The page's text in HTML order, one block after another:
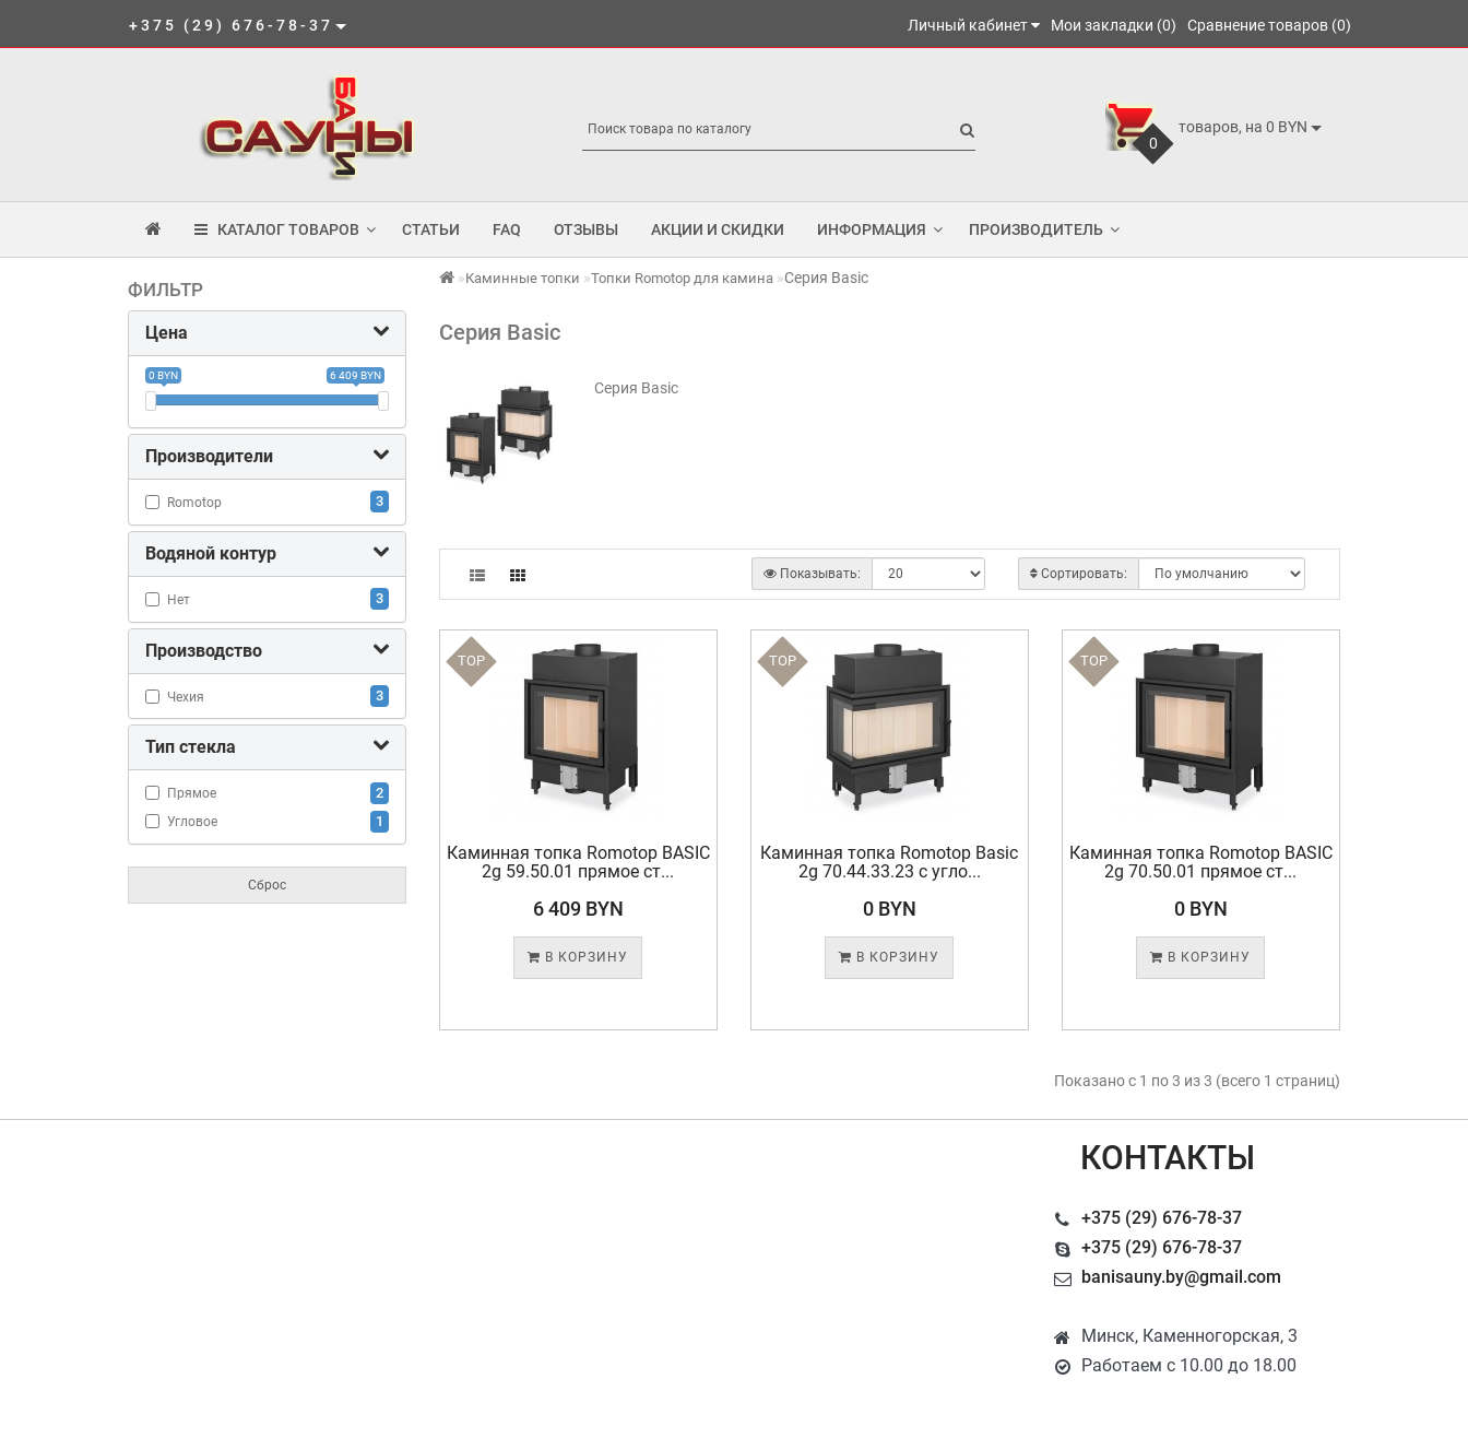
+375 (29) 676-78-37 Личный кабинет Мои закладки (0) Сравнение товаров (0)
0
товаров, на 0 BYN
КАТАЛОГ ТОВАРОВ СТАТЬИ FAQ ОТЗЫВЫ АКЦИИ И СКИДКИ ИНФОРМАЦИЯ ПРОИЗВОДИТЕЛЬ
ФИЛЬТР
Цена
0 BYN 6 409 BYN
Производители
Romotop 3
Водяной контур
Нет 3
Производство
Чехия 3
Тип стекла
Прямое 2
Угловое 1
Сброс
Каминные топки Топки Romotop для камина Серия Basic
Серия Basic
Серия Basic
Сортировать:
Показывать:
TOP
Каминная топка Romotop BASIC
2g 59.50.01 прямое ст...
6 409 BYN
В КОРЗИНУ
TOP
Каминная топка Romotop Basic
2g 70.44.33.23 с угло...
0 BYN
В КОРЗИНУ
TOP
Каминная топка Romotop BASIC
2g 70.50.01 прямое ст...
0 BYN
В КОРЗИНУ
Показано с 1 по 3 из 3 (всего 1 страниц)
КОНТАКТЫ
+375 (29) 676-78-37
+375 (29) 676-78-37
banisauny.by@gmail.com
Минск, Каменногорская, 3
Работаем с 10.00 до 18.00